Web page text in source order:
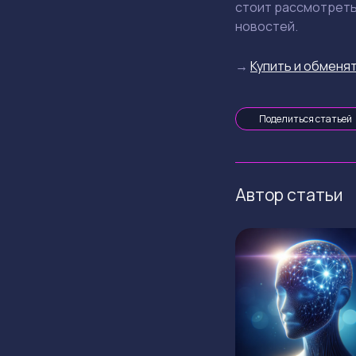
стоит
новостей.
→ Купить и
Поделиться статьей
Автор статьи